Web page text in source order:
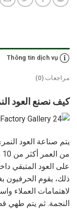
مراجعات (0)
كيف نصنع العود
يتم صناعة العود
ذلك، يقوم الحرفيون
لاهتمامات العملاء
النجمة. ثم يتم طهي